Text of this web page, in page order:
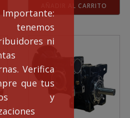
tenemos
ni
Verifica
que tus
y
AÑADIR AL CARRITO